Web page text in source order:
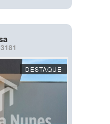
DESTAQUE